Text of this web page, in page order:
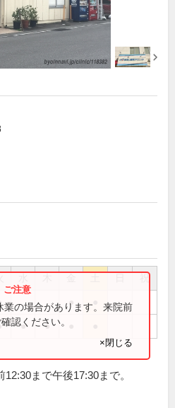
祝
●
● ●
の場合があります。来院前
認ください。
×閉じる
まで午後17:30まで。